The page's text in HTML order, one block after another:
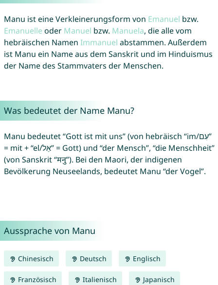
Manu ist eine Verkleinerungsform von Emanuel bzw.
Emanuelle oder Manuel bzw. Manuela, die alle vom
hebräischen Namen Immanuel abstammen. Außerdem
ist Manu ein Name aus dem Sanskrit und im Hinduismus
der Name des Stammvaters der Menschen.
Was bedeutet der Name Manu?
Manu bedeutet “Gott ist mit uns” (von hebräisch “im/עִם”
= mit + “el/אֵל” = Gott) und “der Mensch”, “die Menschheit”
(von Sanskrit “मनु”). Bei den Maori, der indigenen
Bevölkerung Neuseelands, bedeutet Manu “der Vogel”.
Aussprache von Manu
Chinesisch Deutsch Englisch
Französisch Italienisch Japanisch